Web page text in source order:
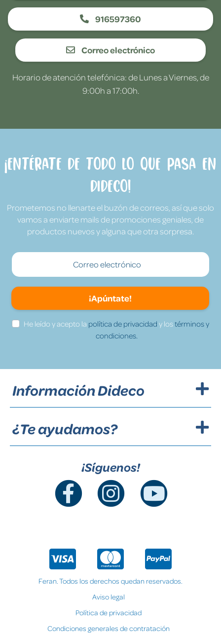
916597360
Correo electrónico
Horario de atención telefónica: de Lunes a Viernes, de
9:00h a 17:00h.
¡Entérate de todo lo que pasa en
Dideco!
Prometemos no llenarte el buzón de correos, así que solo
vamos a enviarte mails de promociones geniales, de
productos nuevos y alguna que otra sorpresa.
¡Apúntate!
He leído y acepto la política de privacidad y lostérminos y
condiciones.
Información Dideco
¿Te ayudamos?
¡Síguenos!
Feran. Todos los derechos quedan reservados.
Aviso legal
Política de privacidad
Condiciones generales de contratación